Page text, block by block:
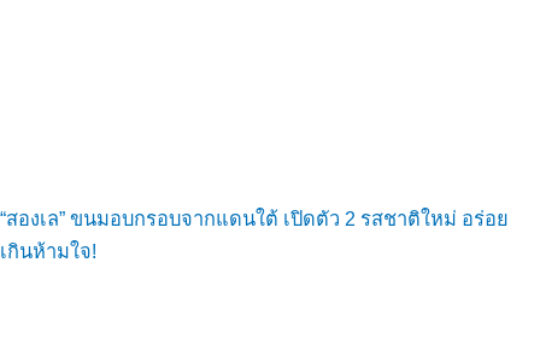
“สองเล” ขนมอบกรอบจากแดนใต้ เปิดตัว 2 รสชาติใหม่ อร่อย
เกินห้ามใจ!